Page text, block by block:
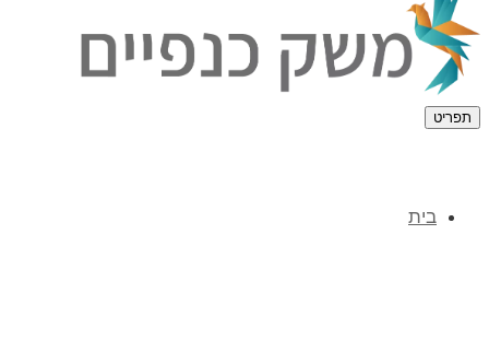
תפריט
בית